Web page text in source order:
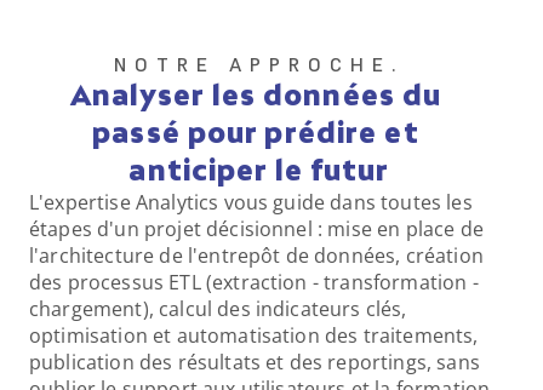
NOTRE APPROCHE.
Analyser les données du
passé pour prédire et
anticiper le futur
L'expertise Analytics vous guide dans toutes les
étapes d'un projet décisionnel : mise en place de
l'architecture de l'entrepôt de données, création
des processus ETL (extraction - transformation -
chargement), calcul des indicateurs clés,
optimisation et automatisation des traitements,
publication des résultats et des reportings, sans
Expertise Java
Design & Code